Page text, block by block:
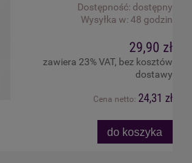
Dostępność: dostępny
Wysyłka w: 48 godzin
29,90 zł
zawiera 23% VAT, bez kosztów
dostawy
Cena netto: 24,31 zł
do koszyka